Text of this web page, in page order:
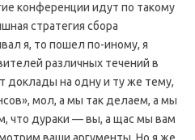
конференции идут по такому
стратегия сбора
я, то пошел по-иному, я
различных течений в
на одну и ту же тему,
мол, а мы так делаем, а мы
что дураки — вы, а щас мы вам